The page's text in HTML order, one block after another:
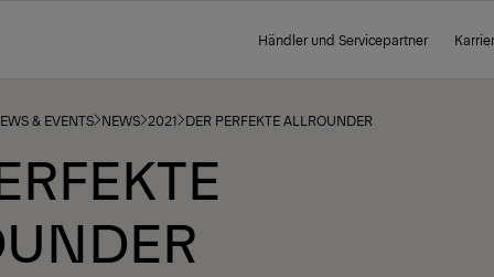
Händler und Servicepartner
& EVENTS NEWS 2021 DER PERFEKTE ALLROUNDER